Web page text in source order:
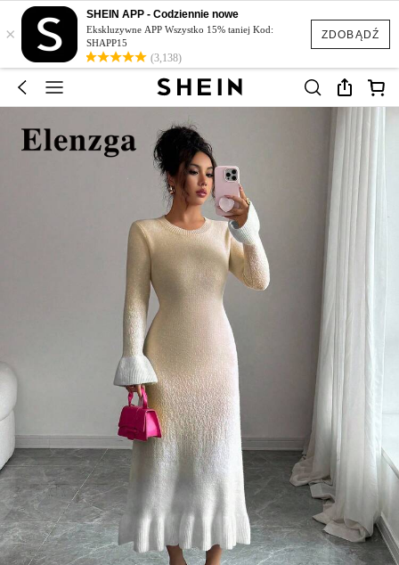
ZDOBĄDŹ
×
SHEIN APP - Codziennie nowe
Ekskluzywne APP Wszystko 15% taniej Kod:
SHAPP15
(3,138)